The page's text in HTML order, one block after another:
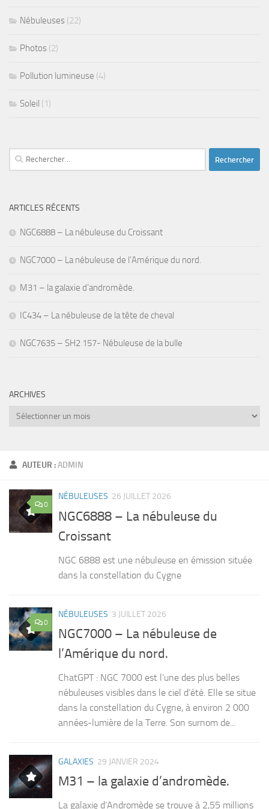
AUTEUR :ADMIN
0
NÉBULEUSES 26 JUILLET 2026
NGC6888 – La nébuleuse du
Croissant
NGC 6888 est une nébuleuse en émission située
dans la constellation du Cygne
0
NÉBULEUSES 3 JUILLET 2026
NGC7000 – La nébuleuse de
l’Amérique du nord.
ChatGPT : NGC 7000 est l’une des plus belles
nébuleuses visibles dans le ciel d’été. Elle se situe
dans la constellation du Cygne, à environ 2 000
années-lumière de la Terre. Son surnom de...
GALAXIES 29 JANVIER 2024
M31 – la galaxie d’andromède.
La galaxie d’Andromède se trouve à 2,55 millions
Nébuleuses (22)
Photos (2)
Pollution lumineuse (4)
Soleil (1)
Rechercher :
ARTICLES RÉCENTS
NGC6888 – La nébuleuse du Croissant
NGC7000 – La nébuleuse de l’Amérique du nord.
M31 – la galaxie d’andromède.
IC434 – La nébuleuse de la tête de cheval
NGC7635 – SH2 157- Nébuleuse de la bulle
ARCHIVES
Archives